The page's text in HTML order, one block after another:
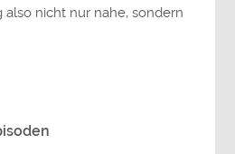
also nicht nur nahe, sondern